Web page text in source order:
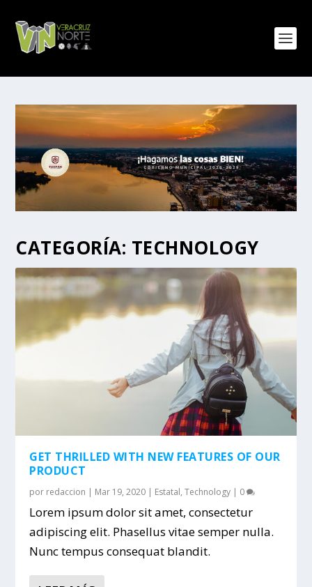
CATEGORÍA: TECHNOLOGY
GET THRILLED WITH NEW FEATURES OF OUR
PRODUCT
por redaccion | Mar 19, 2020 | Estatal,Technology | 0
Lorem ipsum dolor sit amet, consectetur
adipiscing elit. Phasellus vitae semper nulla.
Nunc tempus consequat blandit.